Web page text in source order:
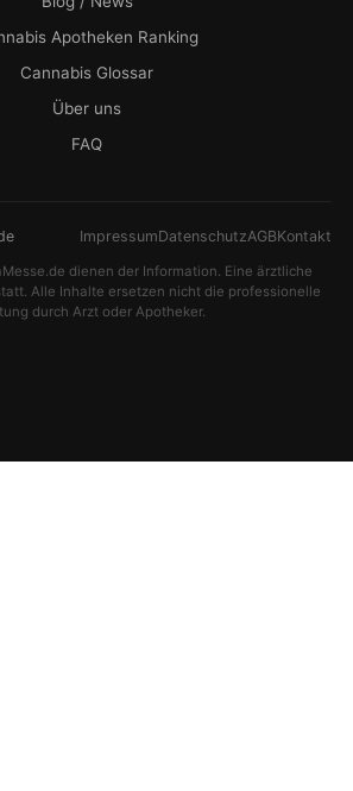
Apotheken Ranking
Cannabis Glossar
Über uns
FAQ
ImpressumDatenschutzAGBKontakt
dienen der Information. Eine ärztliche
Alle Inhalte ersetzen nicht die professionelle
durch Arzt oder Apotheker.